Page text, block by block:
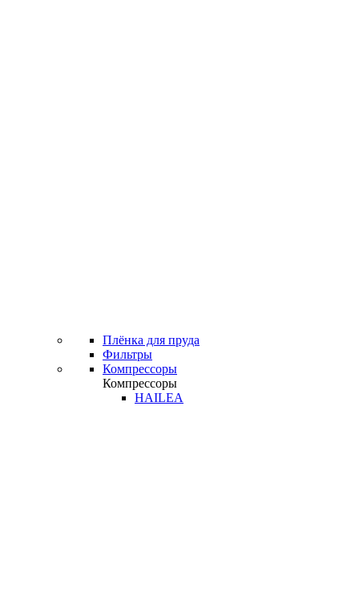
Плёнка для пруда
Фильтры
Компрессоры
Компрессоры
HAILEA